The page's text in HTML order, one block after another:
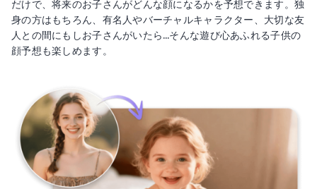
だけで、将来のお子さんがどんな顔になるかを予想できます。独
身の方はもちろん、有名人やバーチャルキャラクター、大切な友
人との間にもしお子さんがいたら…そんな遊び心あふれる子供の
顔予想も楽しめます。